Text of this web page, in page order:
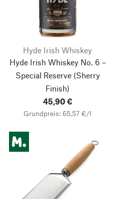
Hyde Irish Whiskey
Hyde Irish Whiskey No. 6 –
Special Reserve (Sherry
Finish)
45,90 €
Grundpreis: 65,57 €/l